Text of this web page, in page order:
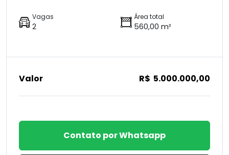
Vagas
2
Área total
560,00 m²
Valor R$ 5.000.000,00
Contato por Whatsapp